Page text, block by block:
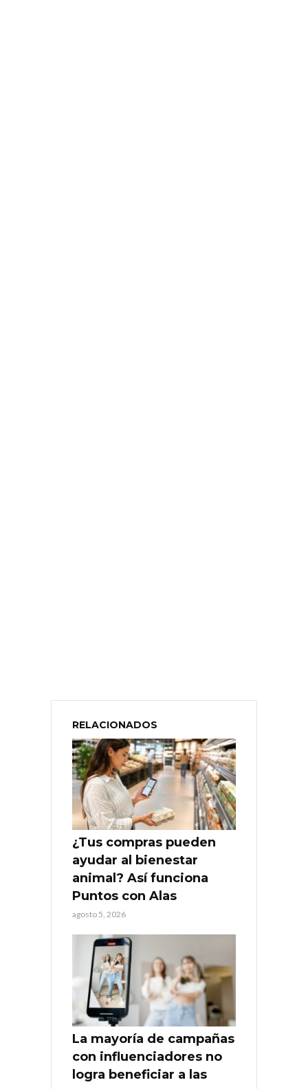
RELACIONADOS
¿Tus compras pueden
ayudar al bienestar
animal? Así funciona
Puntos con Alas
agosto 5, 2026
La mayoría de campañas
con influenciadores no
logra beneficiar a las